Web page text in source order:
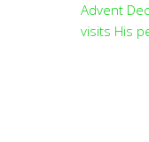
Advent
visits His